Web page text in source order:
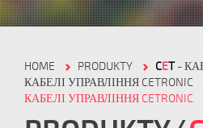
HOME PRODUKTY CET-
КАБЕЛІ УПРАВЛІННЯ CETRONIC
КАБЕЛІ УПРАВЛІННЯ CETRONIC